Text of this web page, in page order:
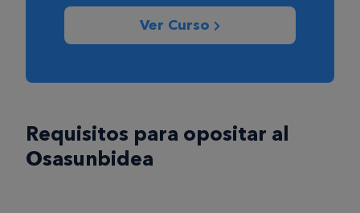
Ver Curso
Requisitos para opositar al
Osasunbidea